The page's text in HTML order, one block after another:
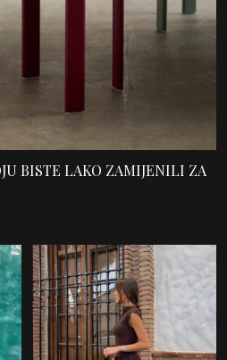
BISTE LAKO ZAMIJENILI ZA